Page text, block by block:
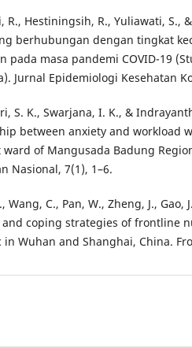
R., Hestiningsih, R., Yuliawati, S.,
berhubungan dengan tingkat
pada masa pandemi COVID-19
Jurnal Epidemiologi Kesehatan
S. K., Swarjana, I. K., &
between anxiety and workload
of Mangusada Badung
Nasional, 7(1), 1–6.
Wang, C., Pan, W., Zheng, J., Gao,
coping strategies of frontline
Wuhan and Shanghai, China.